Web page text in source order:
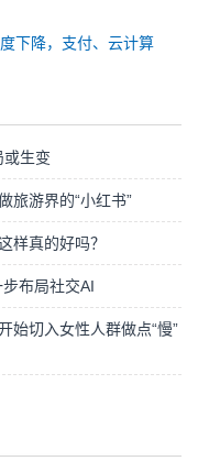
下降，支付、云计算
生变
旅游界的“小红书”
样真的好吗？
布局社交AI
始切入女性人群做点“慢”